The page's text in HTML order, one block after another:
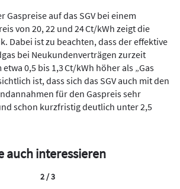
Gaspreise auf das SGV bei einem
von 20, 22 und 24 Ct/kWh zeigt die
Dabei ist zu beachten, dass der effektive
bei Neukundenverträgen zurzeit
0,5 bis 1,3 Ct/kWh höher als „Gas
ist, dass sich das SGV auch mit den
für den Gaspreis sehr
schon kurzfristig deutlich unter 2,5
auch interessieren
2 / 3